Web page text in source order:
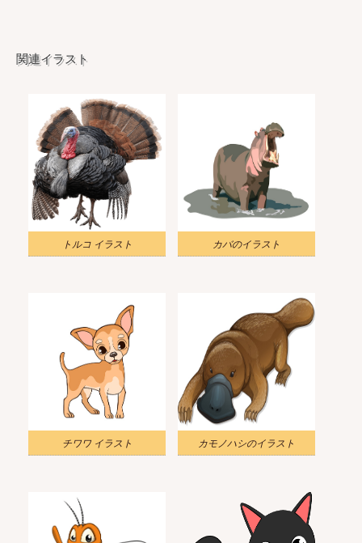
関連イラスト
トルコ イラスト カバのイラスト
チワワ イラスト カモノハシのイラスト